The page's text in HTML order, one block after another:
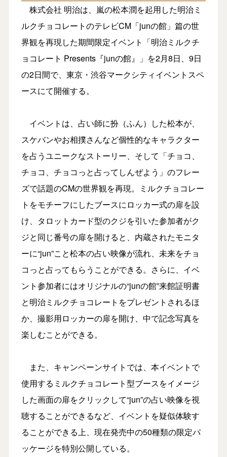
株式会社 明治は、嵐の松本潤を起用した明治ミ
ルクチョコレートのテレビCM「junの館」篇の世
界観を再現した期間限定イベント「明治ミルクチ
ョコレート Presents『junの館』」を2月8日、9日
の2日間で、東京・渋谷マークシティイベントスペ
ースにて開催する。
イベントは、占い師に扮（ふん）した松本が、
スケバンやお相撲さんなど個性的なキャラクター
を占うユニークなストーリー、そして「チョコ、
チョコ、チョコっと占ってしんぜよう」のフレー
ズで話題のCMの世界観を再現。ミルクチョコレー
トをモチーフにしたブースにロッカー式の扉を設
け、タロットカード型のクジを引いた参加者がク
ジと同じ番号の扉を開けると、内蔵されたモニタ
ーに“jun”こと松本の占い映像が流れ、未来をチョ
コっと占ってもらうことができる。さらに、イベ
ント参加者にはオリジナルの“junの館”来館証明書
と明治ミルクチョコレートをプレゼントされるほ
か、撮影用ロッカーの扉を開け、中で記念写真を
楽しむことができる。
また、キャンペーンサイトでは、本イベントで
使用するミルクチョコレート型ブースをイメージ
した画面の扉をクリックして“jun”の占い映像を視
聴することができるなど、イベントを疑似体験す
ることができる上、現在発売中の50種類の限定パ
ッケージを特別公開している。